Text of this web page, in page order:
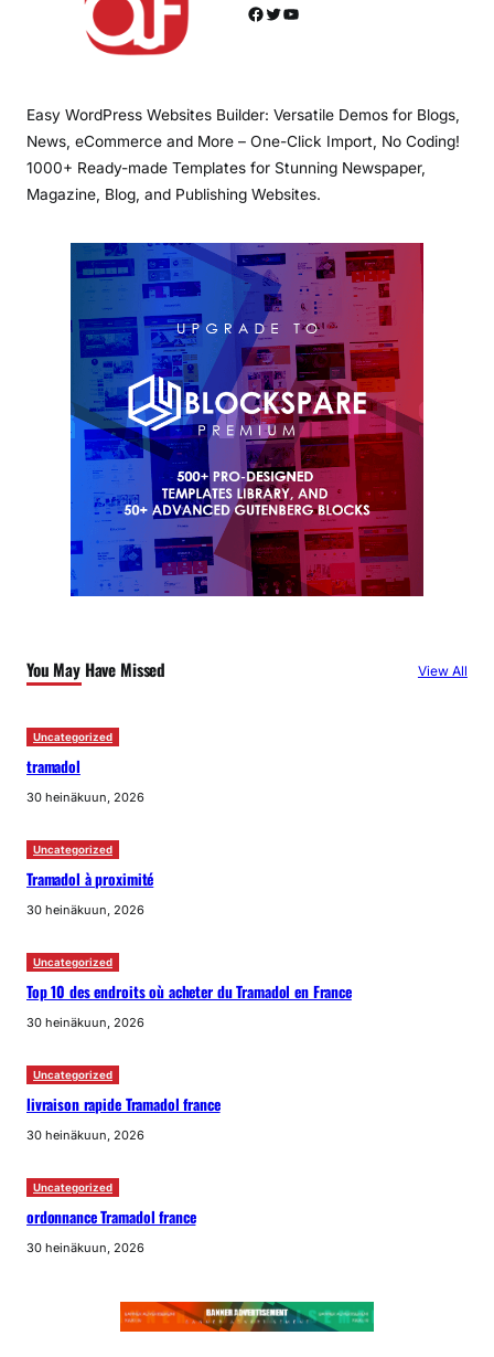
Facebook Twitter YouTube
Easy WordPress Websites Builder: Versatile Demos for Blogs,
News, eCommerce and More – One-Click Import, No Coding!
1000+ Ready-made Templates for Stunning Newspaper,
Magazine, Blog, and Publishing Websites.
You May Have Missed View All
Uncategorized
tramadol
30 heinäkuun, 2026
Uncategorized
Tramadol à proximité
30 heinäkuun, 2026
Uncategorized
Top 10 des endroits où acheter du Tramadol en France
30 heinäkuun, 2026
Uncategorized
livraison rapide Tramadol france
30 heinäkuun, 2026
Uncategorized
ordonnance Tramadol france
30 heinäkuun, 2026